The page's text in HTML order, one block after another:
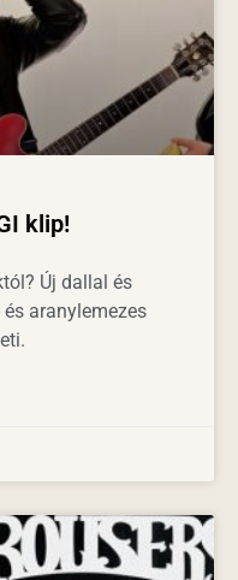
klip!
Új dallal és
aranylemezes